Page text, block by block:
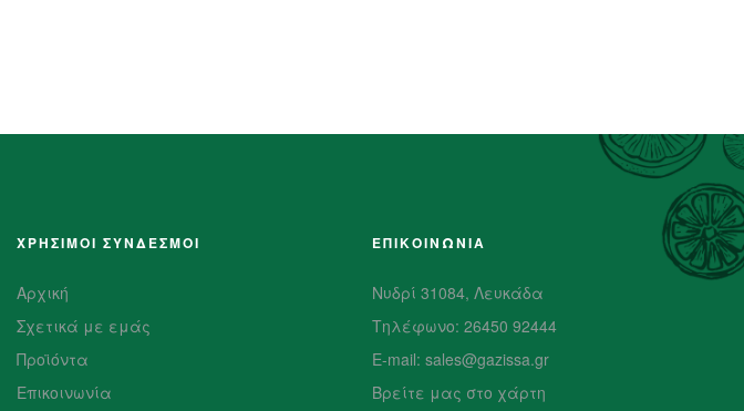
ΧΡΗΣΙΜΟΙ ΣΥΝΔΕΣΜΟΙ
Αρχική
Σχετικά με εμάς
Προϊόντα
Επικοινωνία
ΕΠΙΚΟΙΝΩΝΙΑ
Νυδρί 31084, Λευκάδα
Τηλέφωνο: 26450 92444
E-mail: sales@gazissa.gr
Βρείτε μας στο χάρτη